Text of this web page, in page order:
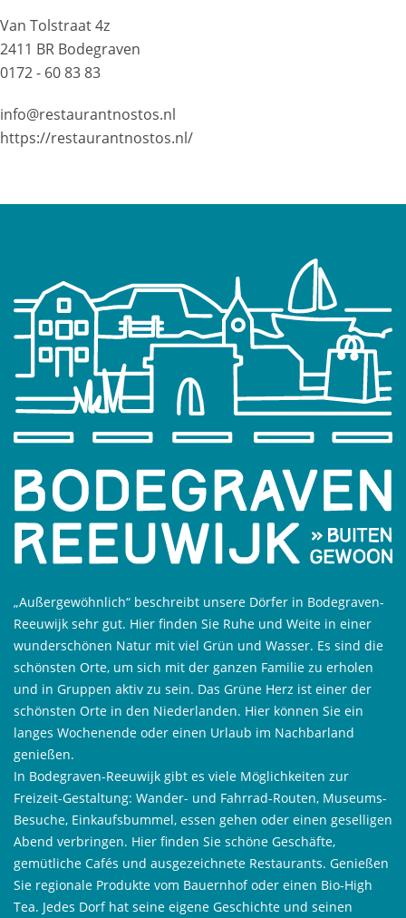
Van Tolstraat 4z
2411 BR Bodegraven
0172 - 60 83 83
info@restaurantnostos.nl
https://restaurantnostos.nl/
„Außergewöhnlich“ beschreibt unsere Dörfer in Bodegraven-
Reeuwijk sehr gut. Hier finden Sie Ruhe und Weite in einer
wunderschönen Natur mit viel Grün und Wasser. Es sind die
schönsten Orte, um sich mit der ganzen Familie zu erholen
und in Gruppen aktiv zu sein. Das Grüne Herz ist einer der
schönsten Orte in den Niederlanden. Hier können Sie ein
langes Wochenende oder einen Urlaub im Nachbarland
genießen.
In Bodegraven-Reeuwijk gibt es viele Möglichkeiten zur
Freizeit-Gestaltung: Wander- und Fahrrad-Routen, Museums-
Besuche, Einkaufsbummel, essen gehen oder einen geselligen
Abend verbringen. Hier finden Sie schöne Geschäfte,
gemütliche Cafés und ausgezeichnete Restaurants. Genießen
Sie regionale Produkte vom Bauernhof oder einen Bio-High
Tea. Jedes Dorf hat seine eigene Geschichte und seinen